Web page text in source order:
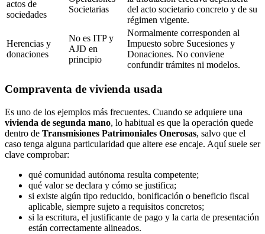
actos de
sociedades
Societarias
del acto societario concreto y de su
régimen vigente.
Herencias y
donaciones
No es ITP y
AJD en
principio
Normalmente corresponden al
Impuesto sobre Sucesiones y
Donaciones. No conviene
confundir trámites ni modelos.
Compraventa de vivienda usada
Es uno de los ejemplos más frecuentes. Cuando se adquiere una
vivienda de segunda mano, lo habitual es que la operación quede
dentro de Transmisiones Patrimoniales Onerosas, salvo que el
caso tenga alguna particularidad que altere ese encaje. Aquí suele ser
clave comprobar:
qué comunidad autónoma resulta competente;
qué valor se declara y cómo se justifica;
si existe algún tipo reducido, bonificación o beneficio fiscal
aplicable, siempre sujeto a requisitos concretos;
si la escritura, el justificante de pago y la carta de presentación
están correctamente alineados.